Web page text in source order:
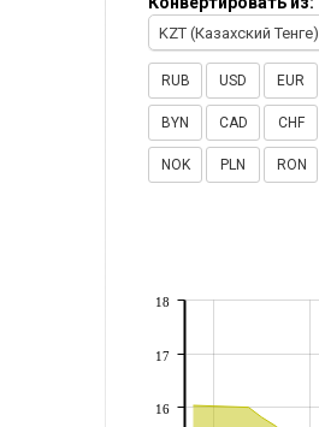
KZT (Казахский Тенге)
RUB USD EUR
BYN CAD CHF
NOK PLN RON
16
17
18